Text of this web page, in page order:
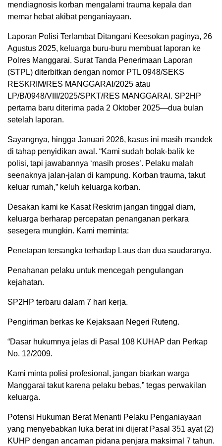
mendiagnosis korban mengalami trauma kepala dan
memar hebat akibat penganiayaan.
Laporan Polisi Terlambat Ditangani Keesokan paginya, 26
Agustus 2025, keluarga buru-buru membuat laporan ke
Polres Manggarai. Surat Tanda Penerimaan Laporan
(STPL) diterbitkan dengan nomor PTL 0948/SEKS
RESKRIM/RES MANGGARAI/2025 atau
LP/B/0948/VIII/2025/SPKT/RES MANGGARAI. SP2HP
pertama baru diterima pada 2 Oktober 2025—dua bulan
setelah laporan.
Sayangnya, hingga Januari 2026, kasus ini masih mandek
di tahap penyidikan awal. “Kami sudah bolak-balik ke
polisi, tapi jawabannya ‘masih proses’. Pelaku malah
seenaknya jalan-jalan di kampung. Korban trauma, takut
keluar rumah,” keluh keluarga korban.
Desakan kami ke Kasat Reskrim jangan tinggal diam,
keluarga berharap percepatan penanganan perkara
sesegera mungkin. Kami meminta:
Penetapan tersangka terhadap Laus dan dua saudaranya.
Penahanan pelaku untuk mencegah pengulangan
kejahatan.
SP2HP terbaru dalam 7 hari kerja.
Pengiriman berkas ke Kejaksaan Negeri Ruteng.
“Dasar hukumnya jelas di Pasal 108 KUHAP dan Perkap
No. 12/2009.
Kami minta polisi profesional, jangan biarkan warga
Manggarai takut karena pelaku bebas,” tegas perwakilan
keluarga.
Potensi Hukuman Berat Menanti Pelaku Penganiayaan
yang menyebabkan luka berat ini dijerat Pasal 351 ayat (2)
KUHP dengan ancaman pidana penjara maksimal 7 tahun.